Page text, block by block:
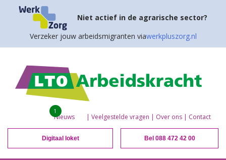
Niet actief in de agrarische sector?
Verzeker jouw arbeidsmigranten viawerkpluszorg.nl
Nieuws
1
| Veelgestelde vragen | Over ons | Contact
Digitaal loket Bel 088 472 42 00